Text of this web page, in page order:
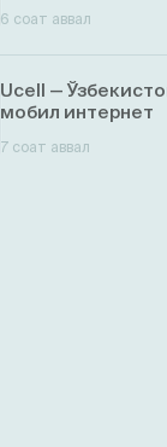
6 соат аввал
Ucell —
мобил интернет
7 соат аввал